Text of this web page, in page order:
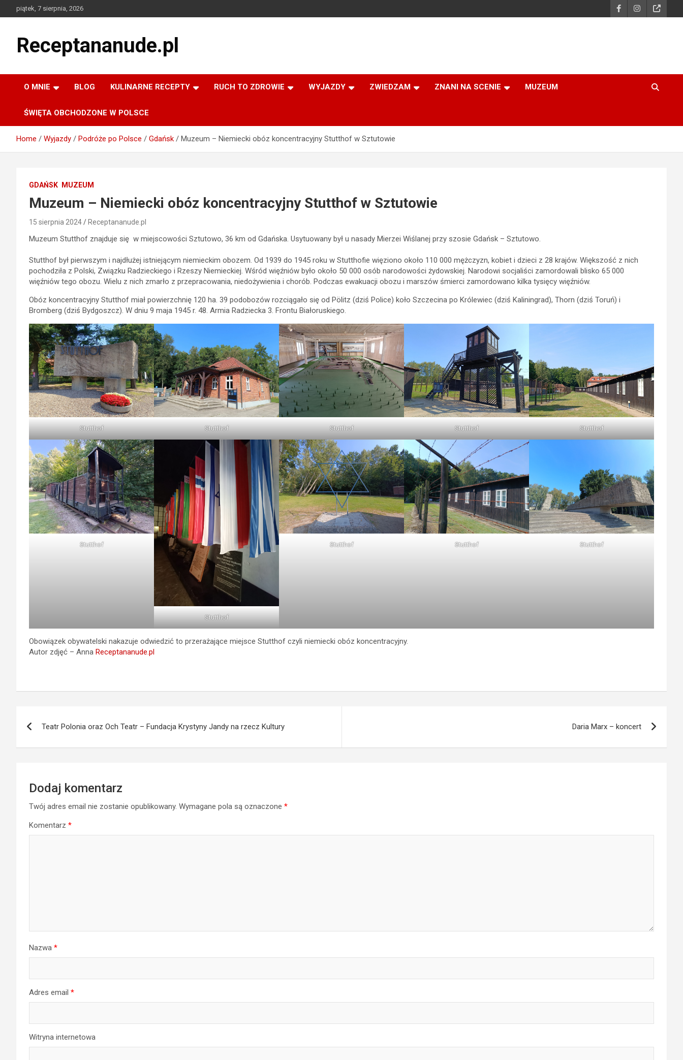
to
piątek, 7 sierpnia, 2026
Receptananude.pl
O MNIE BLOG KULINARNE RECEPTY RUCH TO ZDROWIE WYJAZDY ZWIEDZAM ZNANI NA SCENIE MUZEUM
ŚWIĘTA OBCHODZONE W POLSCE
Home Wyjazdy Podróże po Polsce Gdańsk Muzeum – Niemiecki obóz koncentracyjny Stutthof w Sztutowie
GDAŃSK MUZEUM
Muzeum – Niemiecki obóz koncentracyjny Stutthof w Sztutowie
15 sierpnia 2024 Receptananude.pl
Muzeum Stutthof znajduje się w miejscowości Sztutowo, 36 km od Gdańska. Usytuowany był u nasady Mierzei Wiślanej przy szosie Gdańsk – Sztutowo.
Stutthof był pierwszym i najdłużej istniejącym niemieckim obozem. Od 1939 do 1945 roku w Stutthofie więziono około 110 000 mężczyzn, kobiet i dzieci z 28 krajów. Większość z nich
pochodziła z Polski, Związku Radzieckiego i Rzeszy Niemieckiej. Wśród więźniów było około 50 000 osób narodowości żydowskiej. Narodowi socjaliści zamordowali blisko 65 000
więźniów tego obozu. Wielu z nich zmarło z przepracowania, niedożywienia i chorób. Podczas ewakuacji obozu i marszów śmierci zamordowano kilka tysięcy więźniów.
Obóz koncentracyjny Stutthof miał powierzchnię 120 ha. 39 podobozów rozciągało się od Pölitz (dziś Police) koło Szczecina po Królewiec (dziś Kaliningrad), Thorn (dziś Toruń) i
Bromberg (dziś Bydgoszcz). W dniu 9 maja 1945 r. 48. Armia Radziecka 3. Frontu Białoruskiego.
Stutthof Stutthof Stutthof Stutthof Stutthof
Stutthof
Stutthof
Stutthof Stutthof Stutthof
Obowiązek obywatelski nakazuje odwiedzić to przerażające miejsce Stutthof czyli niemiecki obóz koncentracyjny.
Autor zdjęć – Anna Receptananude.pl
Teatr Polonia oraz Och Teatr – Fundacja Krystyny Jandy na rzecz Kultury Daria Marx – koncert
Dodaj komentarz
Twój adres email nie zostanie opublikowany. Wymagane pola są oznaczone *
Komentarz *
Nazwa *
Adres email *
Witryna internetowa